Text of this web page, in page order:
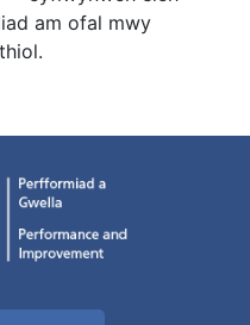
am ofal mwy